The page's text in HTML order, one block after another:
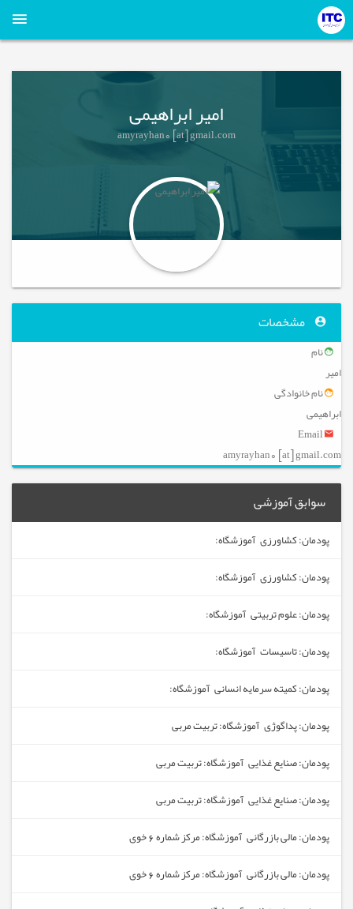
امیر ابراهیمی
amyrayhan0 [at] gmail.com
مشخصات
نام
امیر
نام خانوادگی
ابراهیمی
amyrayhan0 [at] gmail.com
سوابق آموزشی
پودمان: کشاورزی آموزشگاه:
پودمان: کشاورزی آموزشگاه:
پودمان: علوم تربیتی آموزشگاه:
پودمان: تاسیسات آموزشگاه:
پودمان: کمیته سرمایه انسانی آموزشگاه:
پودمان: پداگوژی آموزشگاه: تربیت مربی
پودمان: صنایع غذایی آموزشگاه: تربیت مربی
پودمان: صنایع غذایی آموزشگاه: تربیت مربی
پودمان: مالی بازرگانی آموزشگاه: مرکز شماره 6 خوی
پودمان: مالی بازرگانی آموزشگاه: مرکز شماره 6 خوی